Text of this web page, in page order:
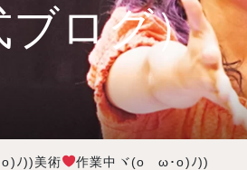
ブログ）
ﾉ))美術 作業中ヾ(oゝω･o)ﾉ))